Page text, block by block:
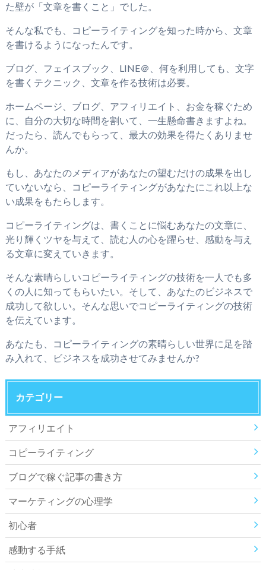
た壁が「文章を書くこと」でした。
そんな私でも、コピーライティングを知った時から、文章
を書けるようになったんです。
ブログ、フェイスブック、LINE＠、何を利用しても、文字
を書くテクニック、文章を作る技術は必要。
ホームページ、ブログ、アフィリエイト、お金を稼ぐため
に、自分の大切な時間を割いて、一生懸命書きますよね。
だったら、読んでもらって、最大の効果を得たくありませ
んか。
もし、あなたのメディアがあなたの望むだけの成果を出し
ていないなら、コピーライティングがあなたにこれ以上な
い成果をもたらします。
コピーライティングは、書くことに悩むあなたの文章に、
光り輝くツヤを与えて、読む人の心を躍らせ、感動を与え
る文章に変えていきます。
そんな素晴らしいコピーライティングの技術を一人でも多
くの人に知ってもらいたい。そして、あなたのビジネスで
成功して欲しい。そんな思いでコピーライティングの技術
を伝えています。
あなたも、コピーライティングの素晴らしい世界に足を踏
み入れて、ビジネスを成功させてみませんか?
カテゴリー
アフィリエイト
コピーライティング
ブログで稼ぐ記事の書き方
マーケティングの心理学
初心者
感動する手紙